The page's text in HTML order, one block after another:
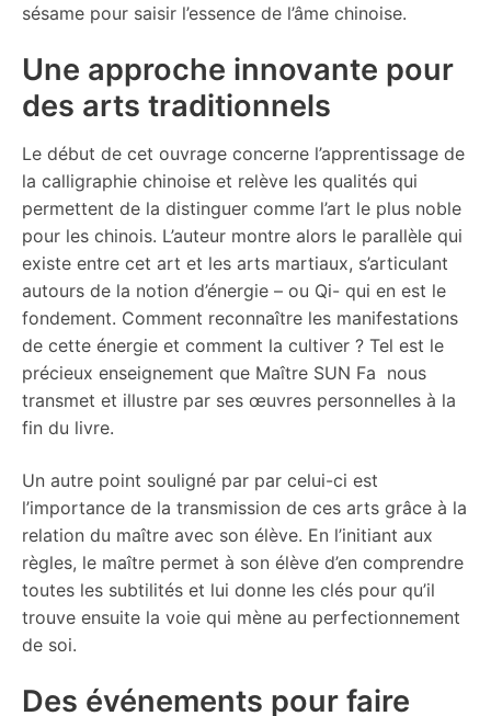
sésame pour saisir l’essence de l’âme chinoise.
Une approche innovante pour
des arts traditionnels
Le début de cet ouvrage concerne l’apprentissage de
la calligraphie chinoise et relève les qualités qui
permettent de la distinguer comme l’art le plus noble
pour les chinois. L’auteur montre alors le parallèle qui
existe entre cet art et les arts martiaux, s’articulant
autours de la notion d’énergie – ou Qi- qui en est le
fondement. Comment reconnaître les manifestations
de cette énergie et comment la cultiver ? Tel est le
précieux enseignement que Maître SUN Fa nous
transmet et illustre par ses œuvres personnelles à la
fin du livre.
Un autre point souligné par par celui-ci est
l’importance de la transmission de ces arts grâce à la
relation du maître avec son élève. En l’initiant aux
règles, le maître permet à son élève d’en comprendre
toutes les subtilités et lui donne les clés pour qu’il
trouve ensuite la voie qui mène au perfectionnement
de soi.
Des événements pour faire